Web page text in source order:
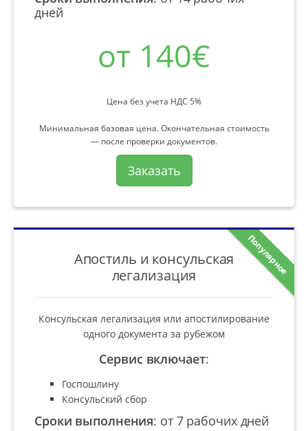
дней
от 140€
Цена без учета НДС 5%
Минимальная базовая цена. Окончательная стоимость
— после проверки документов.
Заказать
Популярное
Апостиль и консульская
легализация
Консульская легализация или апостилирование
одного документа за рубежом
Сервис включает:
Госпошлину
Консульский сбор
Сроки выполнения: от 7 рабочих дней